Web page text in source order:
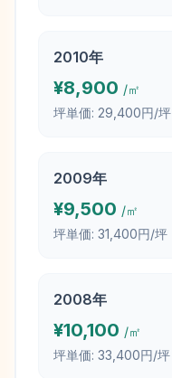
2010年
¥8,900 /㎡
坪単価: 29,400円/坪
2009年
¥9,500 /㎡
坪単価: 31,400円/坪
2008年
¥10,100 /㎡
坪単価: 33,400円/坪